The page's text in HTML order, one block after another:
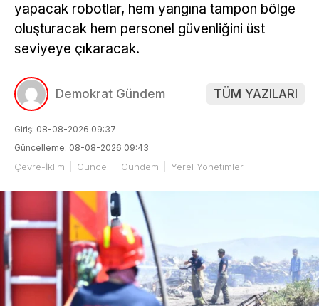
yapacak robotlar, hem yangına tampon bölge
oluşturacak hem personel güvenliğini üst
seviyeye çıkaracak.
Demokrat Gündem TÜM YAZILARI
Giriş: 08-08-2026 09:37
Güncelleme: 08-08-2026 09:43
Çevre-İklim Güncel Gündem Yerel Yönetimler